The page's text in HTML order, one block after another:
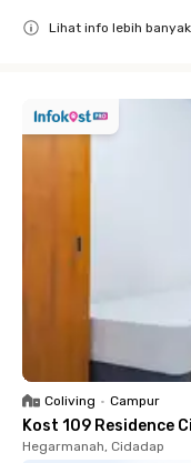
Lihat info lebih banyak
Coliving • Campur
Kost 109 Residence
Hegarmanah, Cidadap